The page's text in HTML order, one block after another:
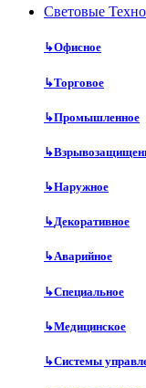
Световые
↳Офисное
↳Торговое
↳Промышленное
↳
↳Наружное
↳Декоративное
↳Аварийное
↳Специальное
↳Медицинское
↳Системы